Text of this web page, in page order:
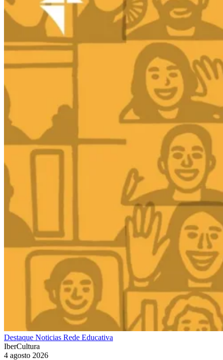
Destaque Noticias Rede Educativa
IberCultura
4 agosto 2026